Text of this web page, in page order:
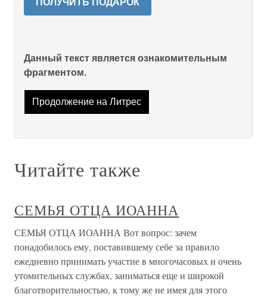
ПОЛУЧИТЬ ПОДАРОК
Данный текст является ознакомительным
фрагментом.
Продолжение на Литрес
Читайте также
СЕМЬЯ ОТЦА ИОАННА
СЕМЬЯ ОТЦА ИОАННА Вот вопрос: зачем
понадобилось ему, поставившему себе за правило
ежедневно принимать участие в многочасовых и очень
утомительных службах, заниматься еще и широкой
благотворительностью, к тому же не имея для этого